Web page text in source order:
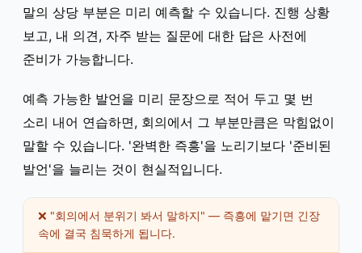
말의 상당 부분은 미리 예측할 수 있습니다. 진행 상황
보고, 내 의견, 자주 받는 질문에 대한 답은 사전에
준비가 가능합니다.
예측 가능한 발언을 미리 문장으로 적어 두고 몇 번
소리 내어 연습하면, 회의에서 그 부분만큼은 막힘없이
말할 수 있습니다. '완벽한 즉흥'을 노리기보다 '준비된
발언'을 늘리는 것이 현실적입니다.
❌ "회의에서 분위기 봐서 말하지" — 즉흥에 맡기면 긴장
속에 결국 침묵하게 됩니다.